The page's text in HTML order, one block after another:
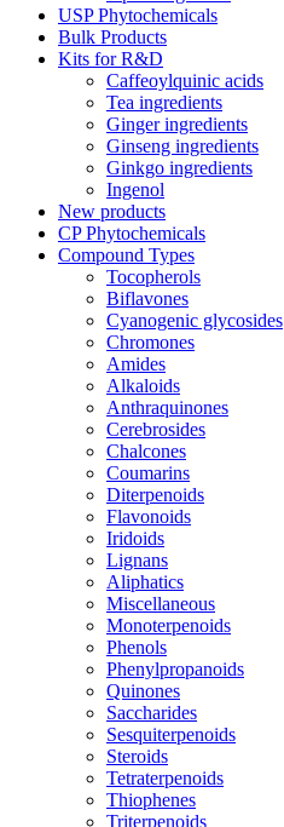
USP Phytochemicals
Bulk Products
Kits for R&D
Caffeoylquinic acids
Tea ingredients
Ginger ingredients
Ginseng ingredients
Ginkgo ingredients
Ingenol
New products
CP Phytochemicals
Compound Types
Tocopherols
Biflavones
Cyanogenic glycosides
Chromones
Amides
Alkaloids
Anthraquinones
Cerebrosides
Chalcones
Coumarins
Diterpenoids
Flavonoids
Iridoids
Lignans
Aliphatics
Miscellaneous
Monoterpenoids
Phenols
Phenylpropanoids
Quinones
Saccharides
Sesquiterpenoids
Steroids
Tetraterpenoids
Thiophenes
Triterpenoids